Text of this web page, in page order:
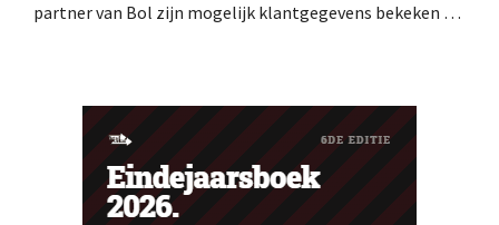
partner van Bol zijn mogelijk klantgegevens bekeken of